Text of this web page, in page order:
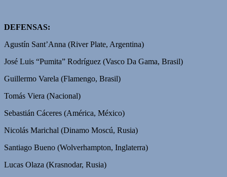
DEFENSAS:
Agustín Sant’Anna (River Plate, Argentina)
José Luis “Pumita” Rodríguez (Vasco Da Gama, Brasil)
Guillermo Varela (Flamengo, Brasil)
Tomás Viera (Nacional)
Sebastián Cáceres (América, México)
Nicolás Marichal (Dinamo Moscú, Rusia)
Santiago Bueno (Wolverhampton, Inglaterra)
Lucas Olaza (Krasnodar, Rusia)